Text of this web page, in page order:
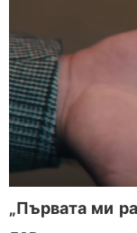
„Първата ми